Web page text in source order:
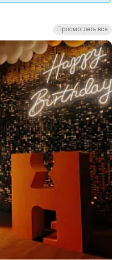
Просмотреть все